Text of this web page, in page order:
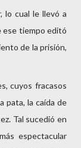
lo cual le llevó a
ese tiempo editó
de la prisión,
cuyos fracasos
pata, la caída de
Tal sucedió en
espectacular